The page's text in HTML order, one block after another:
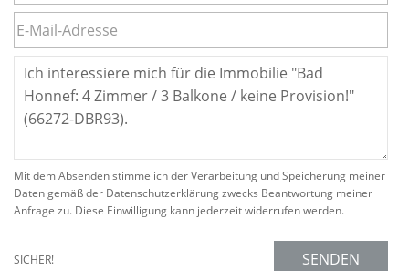
Mit dem Absenden stimme ich der Verarbeitung und Speicherung meiner
Daten gemäß der Datenschutzerklärung zwecks Beantwortung meiner
Anfrage zu. Diese Einwilligung kann jederzeit widerrufen werden.
SICHER! SENDEN